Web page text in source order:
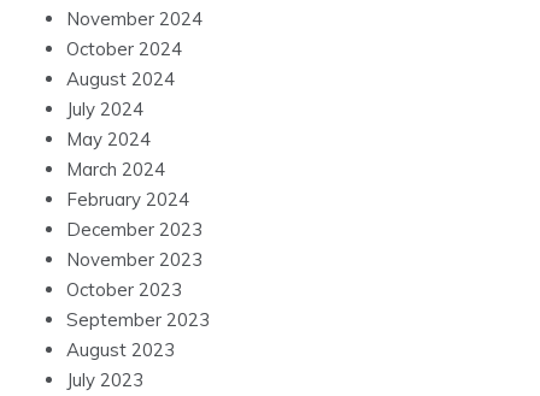
November 2024
October 2024
August 2024
July 2024
May 2024
March 2024
February 2024
December 2023
November 2023
October 2023
September 2023
August 2023
July 2023